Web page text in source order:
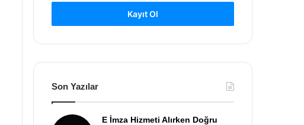
Kayıt Ol
Son Yazılar
E İmza Hizmeti Alırken Doğru